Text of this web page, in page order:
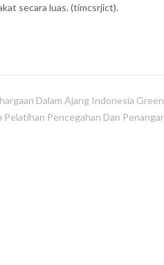
secara luas. (timcsrjict).
Dalam Ajang Indonesia
Pelatihan Pencegahan Dan